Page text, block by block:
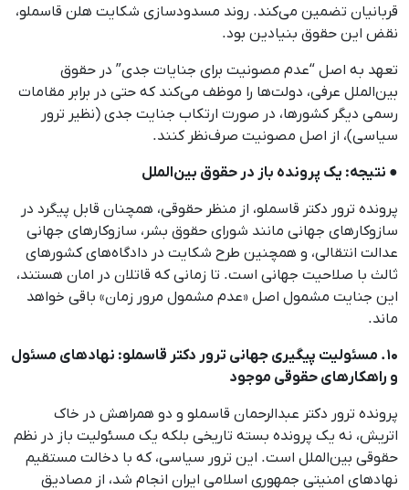
قربانیان تضمین می‌کند. روند مسدودسازی شکایت هلن قاسملو،
نقض این حقوق بنیادین بود.
تعهد به اصل “عدم مصونیت برای جنایات جدی” در حقوق
بین‌الملل عرفی، دولت‌ها را موظف می‌کند که حتی در برابر مقامات
رسمی دیگر کشورها، در صورت ارتکاب جنایت جدی (نظیر ترور
سیاسی)، از اصل مصونیت صرف‌نظر کنند.
● نتیجه: یک پرونده باز در حقوق بین‌الملل
پرونده ترور دکتر قاسملو، از منظر حقوقی، همچنان قابل پیگرد در
سازوکارهای جهانی مانند شورای حقوق بشر، سازوکارهای جهانی
عدالت انتقالی، و همچنین طرح شکایت در دادگاه‌های کشورهای
ثالث با صلاحیت جهانی است. تا زمانی که قاتلان در امان هستند،
این جنایت مشمول اصل «عدم مشمول مرور زمان» باقی خواهد
ماند.
۱۰. مسئولیت پیگیری جهانی ترور دکتر قاسملو: نهادهای مسئول
و راهکارهای حقوقی موجود
پرونده ترور دکتر عبدالرحمان قاسملو و دو همراهش در خاک
اتریش، نه یک پرونده بسته تاریخی بلکه یک مسئولیت باز در نظم
حقوقی بین‌الملل است. این ترور سیاسی، که با دخالت مستقیم
نهادهای امنیتی جمهوری اسلامی ایران انجام شد، از مصادیق